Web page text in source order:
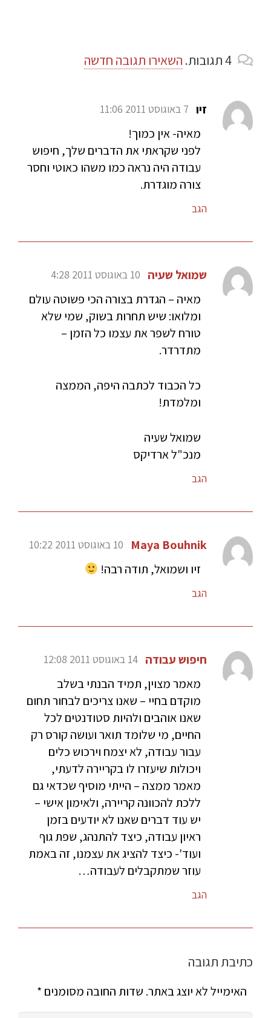
4תגובות. השאירו תגובה חדשה
זיו 7 באוגוסט 2011 11:06
מאיה- אין כמוך!
לפני שקראתי את הדברים שלך, חיפוש
עבודה היה נראה כמו משהו כאוטי וחסר
צורה מוגדרת.
הגב
שמואל שעיה 10 באוגוסט 2011 4:28
מאיה – הגדרת בצורה הכי פשוטה עולם
ומלואו: שיש תחרות בשוק, שמי שלא
טורח לשפר את עצמו כל הזמן –
מתדרדר.
כל הכבוד לכתבה היפה, הממצה
ומלמדת!
שמואל שעיה
מנכ"ל ארדיקס
הגב
Maya Bouhnik 10 באוגוסט 2011 10:22
זיו ושמואל, תודה רבה!
הגב
חיפוש עבודה 14 באוגוסט 2011 12:08
מאמר מצוין, תמיד הבנתי בשלב
מוקדם בחיי – שאנו צריכים לבחור תחום
שאנו אוהבים ולהיות סטודנטים לכל
החיים, מי שלומד תואר ועושה קורס רק
עבור עבודה, לא יצמח וירכוש כלים
ויכולות שיעזרו לו בקריירה לדעתי,
מאמר ממצה – הייתי מוסיף שכדאי גם
ללכת להכוונה קריירה, ולאימון אישי –
יש עוד דברים שאנו לא יודעים בזמן
ראיון עבודה, כיצד להתנהג, שפת גוף
ועוד'- כיצד להציג את עצמנו, זה באמת
עוזר שמתקבלים לעבודה…
הגב
כתיבת תגובה
האימייל לא יוצג באתר. שדות החובה מסומנים *